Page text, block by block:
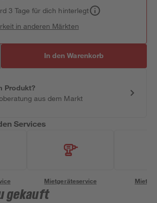
3 Tage für dich hinterlegt
in anderen Märkten
In den Warenkorb
Produkt?
aus dem Markt
Services
Mietgeräteservice
gekauft